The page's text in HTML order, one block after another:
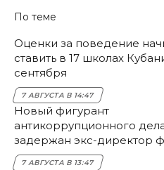
По теме
Оценки за поведение
ставить в 17 школах
сентября
7 АВГУСТА В 14:47
Новый фигурант
антикоррупционного
задержан экс-директор
НЭСК Крымска
7 АВГУСТА В 13:47